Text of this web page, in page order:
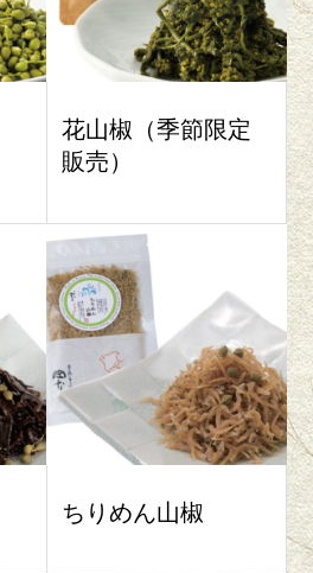
花山椒（季節限定
販売）
ちりめん山椒